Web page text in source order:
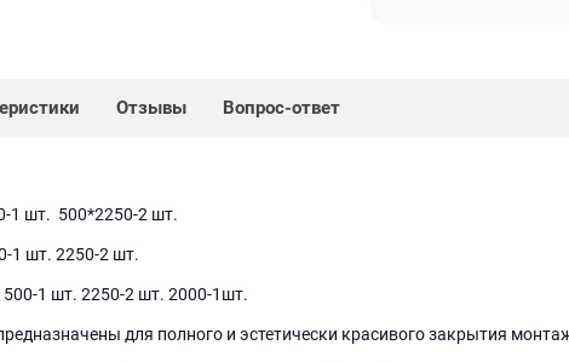
Отзывы Вопрос-ответ
1 шт. 500*2250-2 шт.
1 шт. 2250-2 шт.
1 шт. 2250-2 шт. 2000-1шт.
для полного и эстетически красивого закрытия